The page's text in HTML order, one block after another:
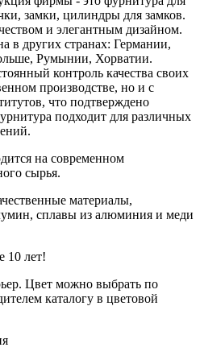
замки, цилиндры для замков.
и элегантным дизайном.
в других странах: Германии,
Румынии, Хорватии.
контроль качества своих
производстве, но и с
что подтверждено
подходит для различных
на современном
сырья.
материалы,
сплавы из алюминия и меди
10 лет!
Цвет можно выбрать по
каталогу в цветовой